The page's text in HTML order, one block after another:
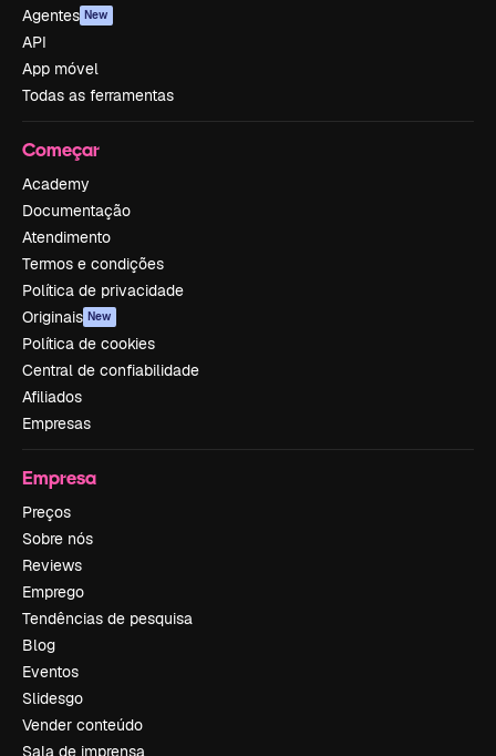
Agentes New
API
App móvel
Todas as ferramentas
Começar
Academy
Documentação
Atendimento
Termos e condições
Política de privacidade
Originais New
Política de cookies
Central de confiabilidade
Afiliados
Empresas
Empresa
Preços
Sobre nós
Reviews
Emprego
Tendências de pesquisa
Blog
Eventos
Slidesgo
Vender conteúdo
Sala de imprensa